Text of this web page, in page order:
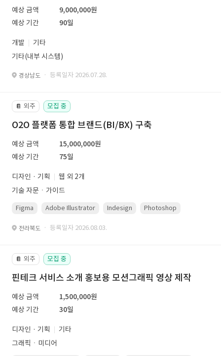
예상 금액
9,000,000원
예상 기간
90일
개발
기타
기타(내부 시스템)
경상남도 · 등록일자 2026.07.28.
📔 외주 모집 중
O2O 플랫폼 통합 브랜드(BI/BX) 구축
예상 금액
15,000,000원
예상 기간
75일
디자인 · 기획
웹 외 2개
기술 자문ㆍ가이드
Figma Adobe Illustrator Indesign Photoshop
전라북도 · 등록일자 2026.08.03.
📔 외주 모집 중
핀테크 서비스 소개 홍보용 모션그래픽 영상 제작
예상 금액
1,500,000원
예상 기간
30일
디자인 · 기획
기타
그래픽ㆍ미디어